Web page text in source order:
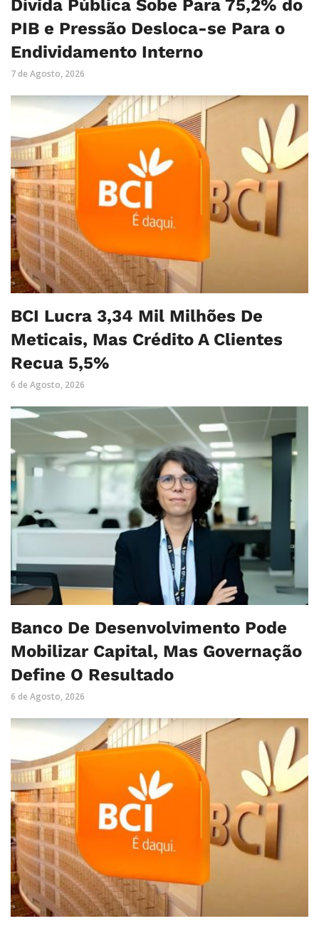
Dívida Pública Sobe Para 75,2% do
PIB e Pressão Desloca-se Para o
Endividamento Interno
7 de Agosto, 2026
BCI Lucra 3,34 Mil Milhões De
Meticais, Mas Crédito A Clientes
Recua 5,5%
6 de Agosto, 2026
Banco De Desenvolvimento Pode
Mobilizar Capital, Mas Governação
Define O Resultado
6 de Agosto, 2026